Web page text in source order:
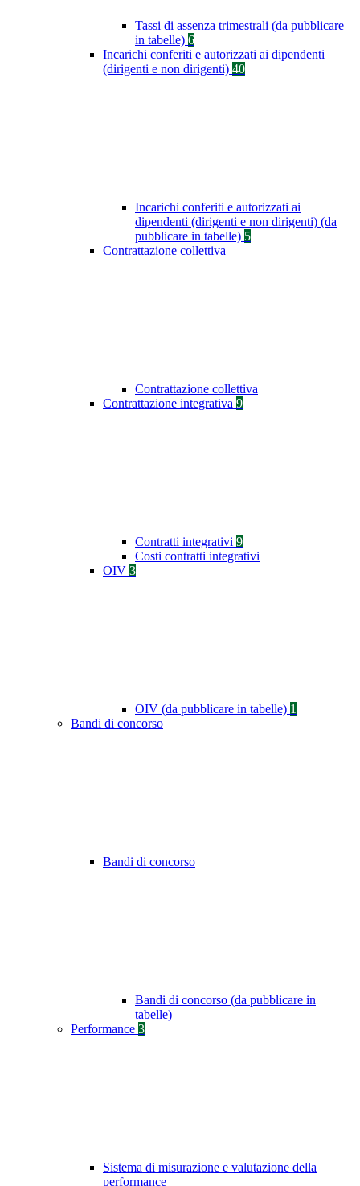
Tassi di assenza trimestrali (da pubblicare
in tabelle) 6
Incarichi conferiti e autorizzati ai dipendenti
(dirigenti e non dirigenti) 40
Incarichi conferiti e autorizzati ai
dipendenti (dirigenti e non dirigenti) (da
pubblicare in tabelle) 5
Contrattazione collettiva
Contrattazione collettiva
Contrattazione integrativa 9
Contratti integrativi 9
Costi contratti integrativi
OIV 3
OIV (da pubblicare in tabelle) 1
Bandi di concorso
Bandi di concorso
Bandi di concorso (da pubblicare in
tabelle)
Performance 3
Sistema di misurazione e valutazione della
performance